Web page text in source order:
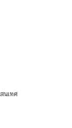
นเทศ